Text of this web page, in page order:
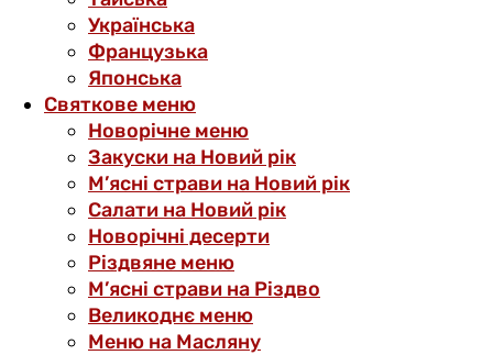
Українська
Французька
Японська
Святкове меню
Новорічне меню
Закуски на Новий рік
М’ясні страви на Новий рік
Салати на Новий рік
Новорічні десерти
Різдвяне меню
М’ясні страви на Різдво
Великоднє меню
Меню на Масляну